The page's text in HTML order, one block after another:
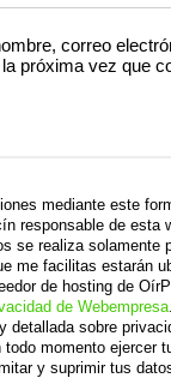
correo
próxima vez que
mediante este
responsable de esta
se realiza solamente
me facilitas estarán
de hosting de
de Webempresa
detallada sobre
todo momento ejercer
y suprimir tus